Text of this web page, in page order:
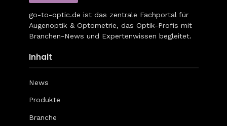
go-to-optic.de ist das zentrale Fachportal für
Augenoptik & Optometrie, das Optik-Profis mit
Branchen-News und Expertenwissen begleitet.
Inhalt
News
Produkte
Branche